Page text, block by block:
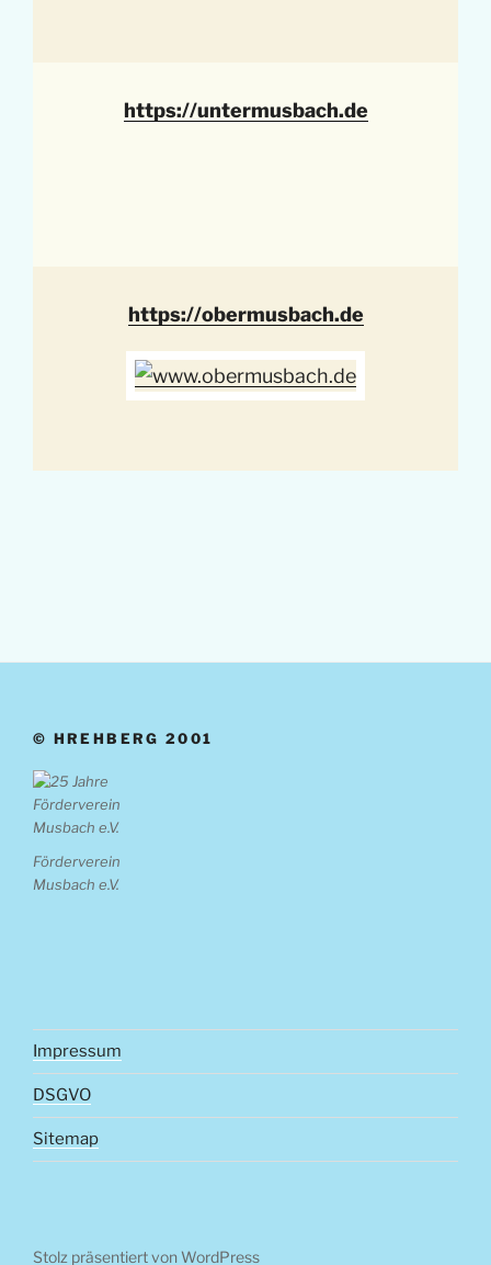
https://untermusbach.de
https://obermusbach.de
© HREHBERG 2001
Förderverein
Musbach e.V.
Impressum
DSGVO
Sitemap
Stolz präsentiert von WordPress